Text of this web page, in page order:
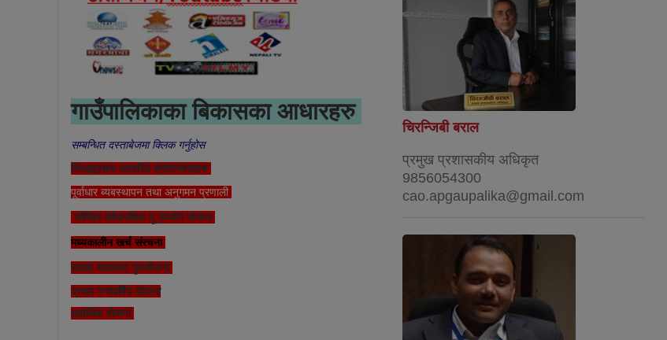
गाउँपालिकाका बिकासका आधारहरु
सम्बन्धित दस्ताबेजमा क्लिक गर्नुहोस
जिआइएसमा आधारित श्रोतनक्साहरु
पूर्वाधार ब्यबस्थापन तथा अनुगमन प्रणाली
जोखिम संबेदनशिल भू उपयोग योजना
मध्यकालीन खर्च संरचना
सडक यातायात गुरुयोजना
प्रथम पन्चबर्षिय योजना
आवधिक योजना
चिरन्जिबी बराल
प्रमुख प्रशासकीय अधिकृत
9856054300
cao.apgaupalika@gmail.com